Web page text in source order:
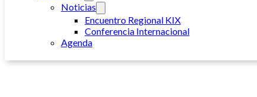
Noticias
Encuentro Regional KIX
Conferencia Internacional
Agenda